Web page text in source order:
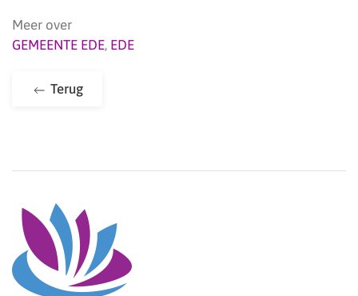
Meer over
GEMEENTE EDE, EDE
Terug